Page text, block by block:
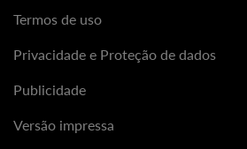
Termos de uso
Privacidade e Proteção de dados
Publicidade
Versão impressa